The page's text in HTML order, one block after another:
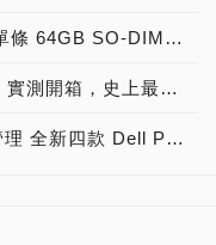
美光「Crucial DDR5-5600 筆電 單條 64GB SO-DIMM」記憶體模組強勢來襲，採用「超大記憶體容量，筆電衝上128 GB，最高支援256 GB，AI運算沒問題，虛擬機運作順暢，記憶容量衝上極限」獲原價屋店長肯定推薦「PC DIY擴充筆電最大記憶體容量」插滿記憶體價格：4,999元/條起！
技嘉 AORUS MASTER 18 AM8H 實測開箱，史上最強台灣設計製造 搭載「Intel Core Ultra 9 275HX」配備「NVIDIA GeForce RTX 5080」主宰戰局勝者為王「18吋miniLED背光2K 240Hz」精品級AI旗艦電競筆電！
戴爾簡化 AI PC 時代的周邊設備管理 全新四款 Dell Pro 擴充基座搭配強大管理工具助力效能提升